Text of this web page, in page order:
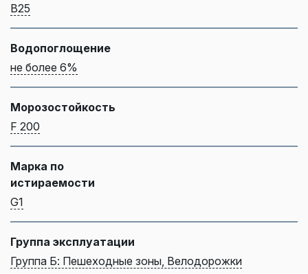
B25
Водопоглощение
не более 6%
Морозостойкость
F 200
Марка по
истираемости
G1
Группа эксплуатации
Группа Б: Пешеходные зоны, Велодорожки